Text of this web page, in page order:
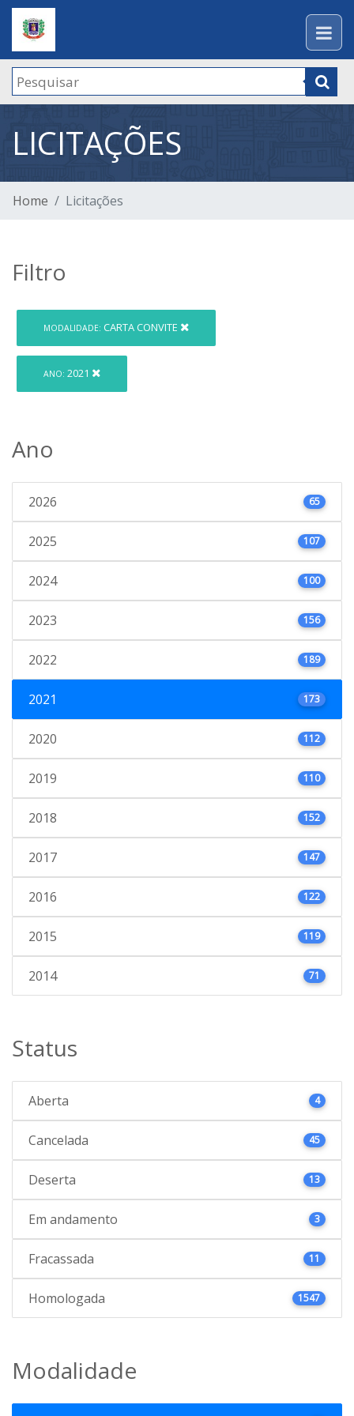
LICITAÇÕES
Home Licitações
Filtro
MODALIDADE: CARTA CONVITE
ANO: 2021
Ano
2026 65
2025 107
2024 100
2023 156
2022 189
2021 173
2020 112
2019 110
2018 152
2017 147
2016 122
2015 119
2014 71
Status
Aberta 4
Cancelada 45
Deserta 13
Em andamento 3
Fracassada 11
Homologada 1547
Modalidade